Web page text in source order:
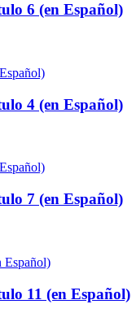
6 (en Español)
4 (en Español)
7 (en Español)
11 (en Español)